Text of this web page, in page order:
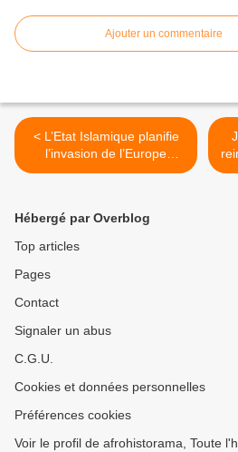
Ajouter un commentaire
< L’Etat Islamique planifie
l’invasion de l’Europe
depuis la Libye
Hébergé par Overblog
Top articles
Pages
Contact
Signaler un abus
C.G.U.
Cookies et données personnelles
Préférences cookies
Voir le profil de afrohistorama, Toute